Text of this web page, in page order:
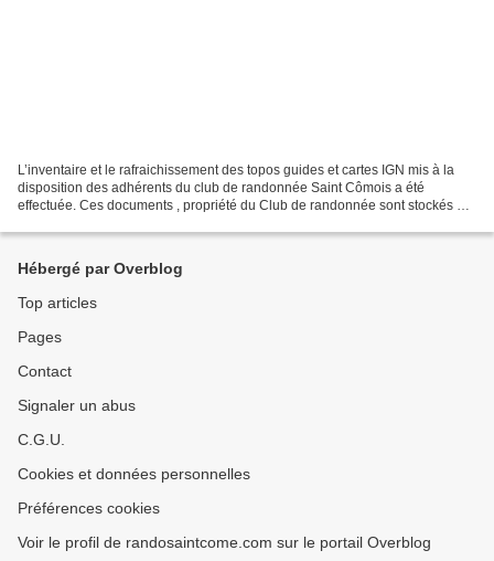
L’inventaire et le rafraichissement des topos guides et cartes IGN mis à la
disposition des adhérents du club de randonnée Saint Cômois a été
effectuée. Ces documents , propriété du Club de randonnée sont stockés à :
Hébergé par Overblog
Top articles
Pages
Contact
Signaler un abus
C.G.U.
Cookies et données personnelles
Préférences cookies
Voir le profil de randosaintcome.com sur le portail Overblog